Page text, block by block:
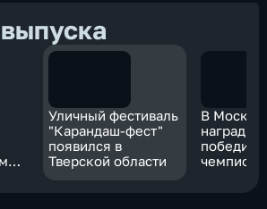
Уличный фестиваль
"Карандаш-фест"
появился в
Тверской области
В Москве